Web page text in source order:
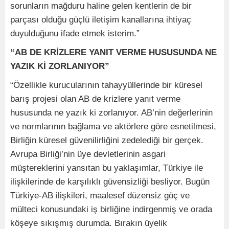
sorunların mağduru haline gelen kentlerin de bir
parçası olduğu güçlü iletişim kanallarına ihtiyaç
duyulduğunu ifade etmek isterim.”
“AB DE KRİZLERE YANIT VERME HUSUSUNDA NE
YAZIK Kİ ZORLANIYOR”
“Özellikle kurucularının tahayyüllerinde bir küresel
barış projesi olan AB de krizlere yanıt verme
hususunda ne yazık ki zorlanıyor. AB’nin değerlerinin
ve normlarının bağlama ve aktörlere göre esnetilmesi,
Birliğin küresel güvenilirliğini zedelediği bir gerçek.
Avrupa Birliği’nin üye devletlerinin asgari
müştereklerini yansıtan bu yaklaşımlar, Türkiye ile
ilişkilerinde de karşılıklı güvensizliği besliyor. Bugün
Türkiye-AB ilişkileri, maalesef düzensiz göç ve
mülteci konusundaki iş birliğine indirgenmiş ve orada
köşeye sıkışmış durumda. Bırakın üyelik